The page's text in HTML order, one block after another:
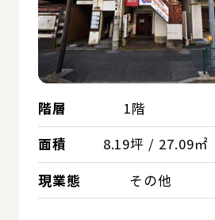
階層
1階
面積
8.19坪 / 27.09㎡
現業態
その他